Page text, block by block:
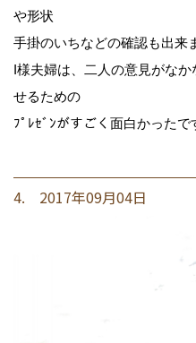
や形状
手掛のいちなどの確認も出来
I様夫婦は、二人の意見がな
せるための
ﾌﾟﾚｾﾞﾝがすごく面白かったで
4. 2017年09月04日